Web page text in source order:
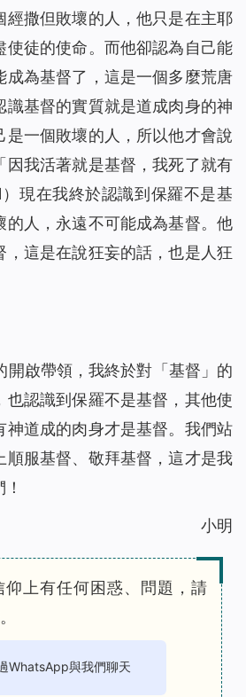
經撒但敗壞的人，他只是在主耶
使徒的使命。而他卻認為自己能
成為基督了，這是一個多麼荒唐
識基督的實質就是道成肉身的神
是一個敗壞的人，所以他才會說
因我活著就是基督，我死了就有
現在我終於認識到保羅不是基
的人，永遠不可能成為基督。他
，這是在說狂妄的話，也是人狂
開啟帶領，我終於對「基督」的
也認識到保羅不是基督，其他使
神道成的肉身才是基督。我們站
順服基督、敬拜基督，這才是我
小明
仰上有任何困惑、問題，請
WhatsApp與我們聊天